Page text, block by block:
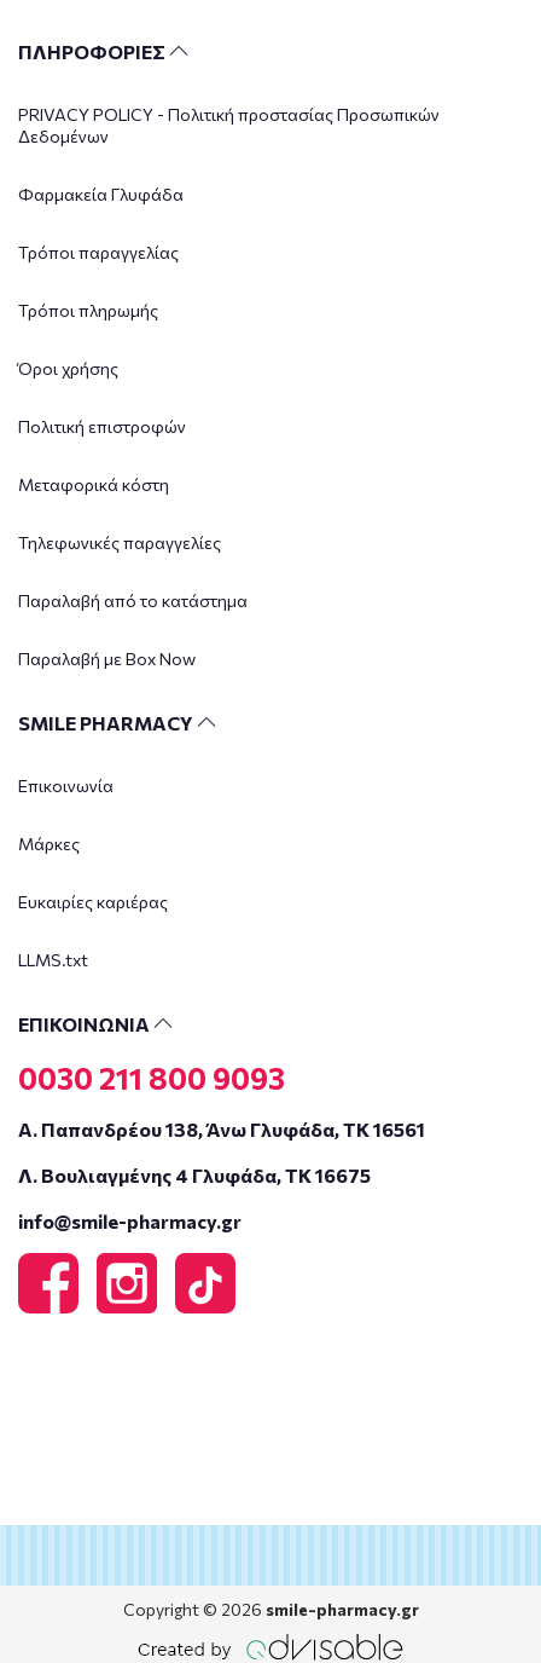
ΠΛΗΡΟΦΟΡΙΕΣ
PRIVACY POLICY - Πολιτική προστασίας Προσωπικών
Δεδομένων
Φαρμακεία Γλυφάδα
Τρόποι παραγγελίας
Τρόποι πληρωμής
Όροι χρήσης
Πολιτική επιστροφών
Μεταφορικά κόστη
Τηλεφωνικές παραγγελίες
Παραλαβή από το κατάστημα
Παραλαβή με Box Now
SMILE PHARMACY
Επικοινωνία
Μάρκες
Ευκαιρίες καριέρας
LLMS.txt
ΕΠΙΚΟΙΝΩΝΙΑ
0030 211 800 9093
Α. Παπανδρέου 138, Άνω Γλυφάδα, ΤΚ 16561
Λ. Βουλιαγμένης 4 Γλυφάδα, ΤΚ 16675
info@smile-pharmacy.gr
Copyright © 2026 smile-pharmacy.gr